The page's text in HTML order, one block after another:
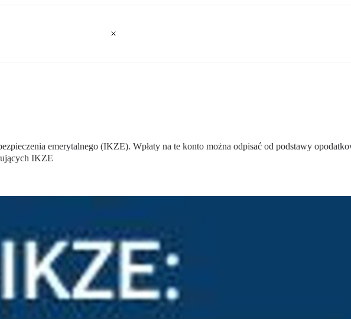
emerytalnego (IKZE). Wpłaty na te konto można odpisać od podstawy
IKZE